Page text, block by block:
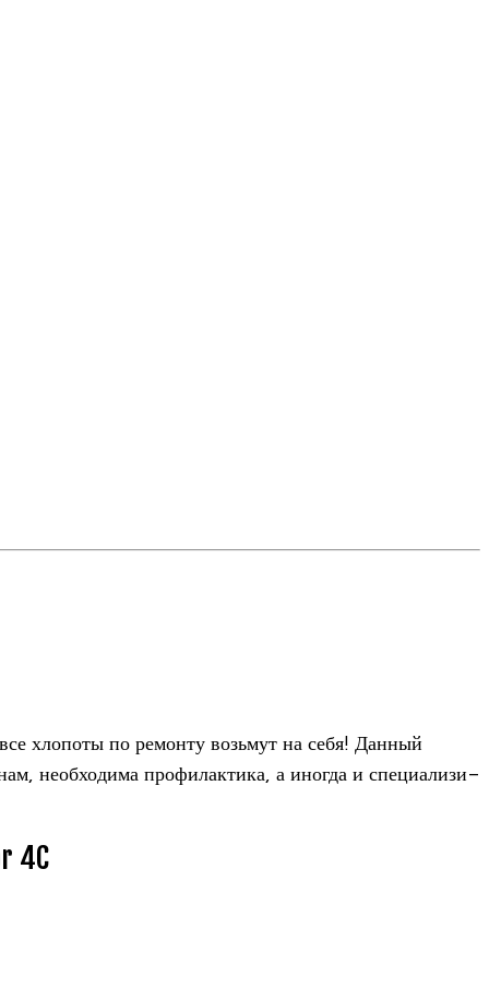
хло­поты по ремонту возь­мут на себя! Дан­ный
необ­хо­дима про­фи­лак­тика, а ино­гда и спе­ци­а­ли­зи­
4C